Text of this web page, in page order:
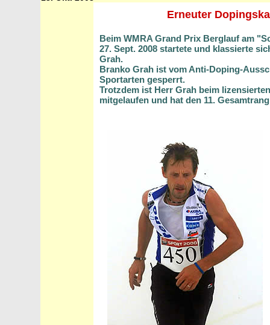
Erneuter
Beim WMRA Grand Prix Berglauf am
27. Sept. 2008 startete und klassierte
Grah.
Branko Grah ist vom Anti-Doping-
Sportarten gesperrt.
Trotzdem ist Herr Grah beim
mitgelaufen und hat den 11.